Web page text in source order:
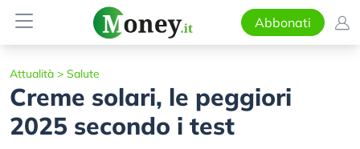
Abbonati
Attualità > Salute
Creme solari, le peggiori
2025 secondo i test